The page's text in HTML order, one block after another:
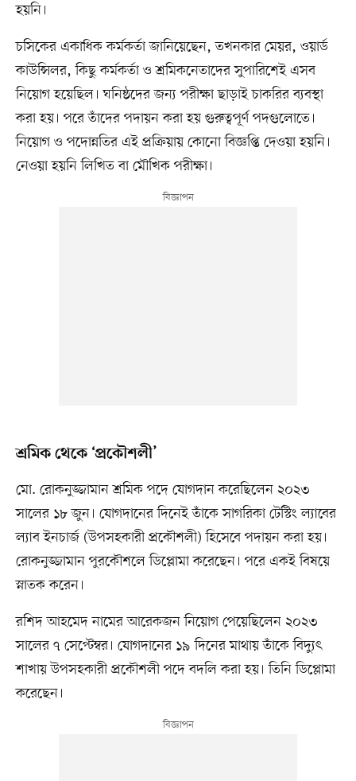
হয়নি।
চসিকের একাধিক কর্মকর্তা জানিয়েছেন, তখনকার মেয়র, ওয়ার্ড
কাউন্সিলর, কিছু কর্মকর্তা ও শ্রমিকনেতাদের সুপারিশেই এসব
নিয়োগ হয়েছিল। ঘনিষ্ঠদের জন্য পরীক্ষা ছাড়াই চাকরির ব্যবস্থা
করা হয়। পরে তাঁদের পদায়ন করা হয় গুরুত্বপূর্ণ পদগুলোতে।
নিয়োগ ও পদোন্নতির এই প্রক্রিয়ায় কোনো বিজ্ঞপ্তি দেওয়া হয়নি।
নেওয়া হয়নি লিখিত বা মৌখিক পরীক্ষা।
শ্রমিক থেকে ‘প্রকৌশলী’
মো. রোকনুজ্জামান শ্রমিক পদে যোগদান করেছিলেন ২০২৩
সালের ১৮ জুন। যোগদানের দিনেই তাঁকে সাগরিকা টেস্টিং ল্যাবের
ল্যাব ইনচার্জ (উপসহকারী প্রকৌশলী) হিসেবে পদায়ন করা হয়।
রোকনুজ্জামান পুরকৌশলে ডিপ্লোমা করেছেন। পরে একই বিষয়ে
স্নাতক করেন।
রশিদ আহমেদ নামের আরেকজন নিয়োগ পেয়েছিলেন ২০২৩
সালের ৭ সেপ্টেম্বর। যোগদানের ১৯ দিনের মাথায় তাঁকে বিদ্যুৎ
শাখায় উপসহকারী প্রকৌশলী পদে বদলি করা হয়। তিনি ডিপ্লোমা
করেছেন।